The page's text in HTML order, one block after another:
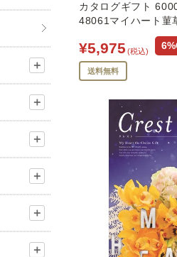
カタログギフト
48061マイハート菫
¥5,975 (税込)
送料無料
＋
＋
＋
＋
＋
＋